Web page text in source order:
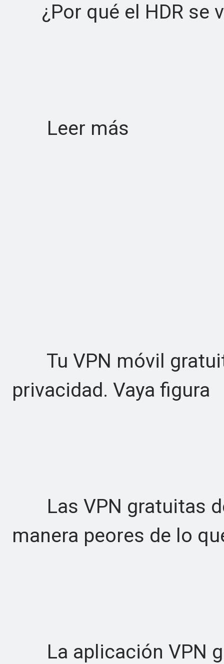
¿Por qué el HDR se
Leer más
Tu VPN móvil
privacidad. Vaya figura
Las VPN gratuitas
manera peores de lo
La aplicación VPN